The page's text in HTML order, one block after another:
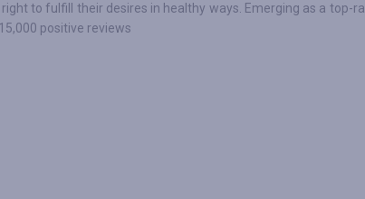
to fulfill their desires in healthy ways. Emerging as a top-
positive reviews